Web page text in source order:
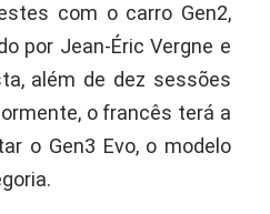
com o carro Gen2,
por Jean-Éric Vergne e
além de dez sessões
o francês terá a
o Gen3 Evo, o modelo